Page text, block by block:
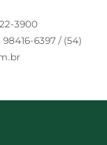
3900
6397 / (54)